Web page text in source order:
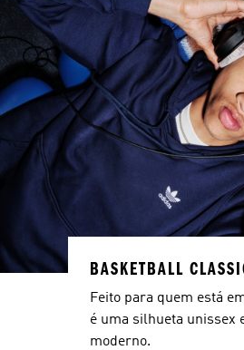
BASKETBALL
Feito para quem está
é uma silhueta unissex
moderno.